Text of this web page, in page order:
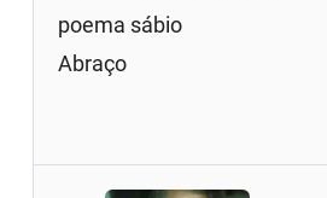
poema sábio
Abraço